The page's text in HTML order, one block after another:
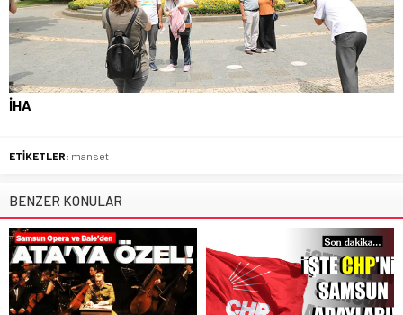
İHA
ETİKETLER: manset
BENZER KONULAR